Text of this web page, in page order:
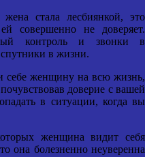
стала лесбиянкой, это
совершенно не доверяет.
контроль и звонки в
в жизни.
себе женщину на всю жизнь,
доверие с вашей
в ситуации, когда вы
женщина видит себя
она болезненно неуверенна